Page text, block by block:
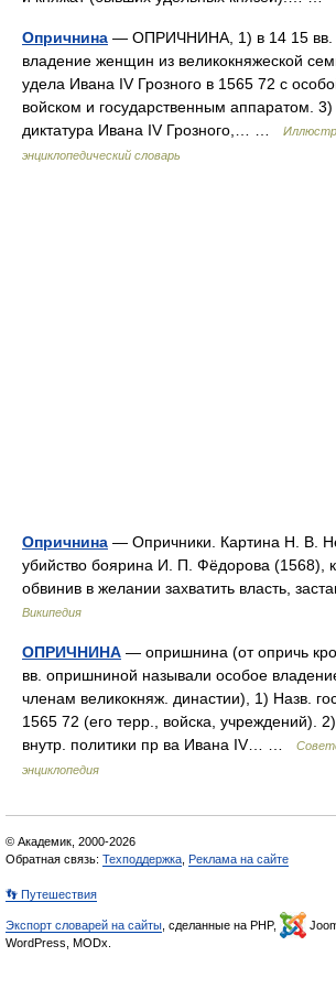
Опричнина — ОПРИЧНИНА, 1) в 14 15 вв.
владение женщин из великокняжеской
удела Ивана IV Грозного в 1565 72 с
войском и государственным аппаратом. 3)
диктатура Ивана IV Грозного,… …
энциклопедический словарь
Опричнина — Опричники. Картина Н. В.
убийство боярина И. П. Фёдорова (1568),
обвинив в желании захватить власть,
Википедия
ОПРИЧНИНА — опришнина (от опричь
вв. опришниной называли особое
членам великокняж. династии), 1) Назв.
1565 72 (его терр., войска, учреждений).
внутр. политики пр ва Ивана IV… …
энциклопедия
© Академик, 2000-2026
Обратная связь: Техподдержка Реклама на сайте
👣 Путешествия
Экспорт словарей на сайты , сделанные на PHP,
WordPress, MODx.